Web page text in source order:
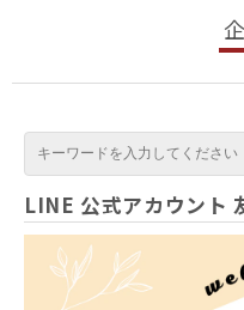
個人情報はその利用
■ 目的外利用の禁止
個人情報は、予め特定
な範囲を超えて利用
要な措置を講じます。
LINE 公式アカウント